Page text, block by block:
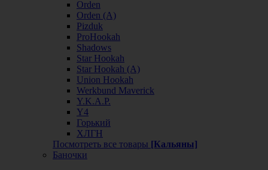
Orden
Orden (А)
Pizduk
ProHookah
Shadows
Star Hookah
Star Hookah (А)
Union Hookah
Werkbund Maverick
Y.K.A.P.
Y4
Горький
ХЛГН
Посмотреть все товары [Кальяны]
Баночки